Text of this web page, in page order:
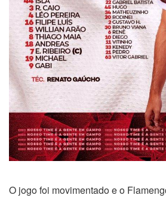
O jogo foi movimentado e o